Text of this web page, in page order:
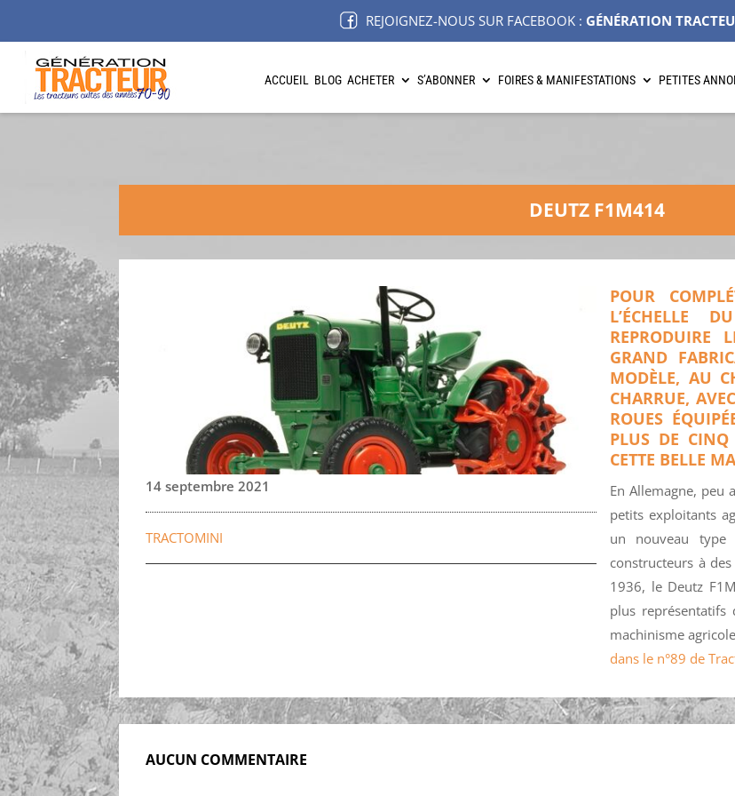
REJOIGNEZ-NOUS SUR FACEBOOK : GÉNÉRATION
ACCUEIL BLOG ACHETER S’ABONNER FOIRES & MANIFESTATIONS PETITES
DEUTZ F1M414
14 septembre 2021
TRACTOMINI
POUR
L’ÉCHELLE
REPRODUIRE
GRAND
MODÈLE, AU
CHARRUE,
ROUES
PLUS DE CINQ
CETTE BELLE
En Allemagne, peu
petits exploitants
un nouveau
constructeurs à
1936, le Deutz
plus représentatifs
machinisme
dans le n°89 de
AUCUN COMMENTAIRE